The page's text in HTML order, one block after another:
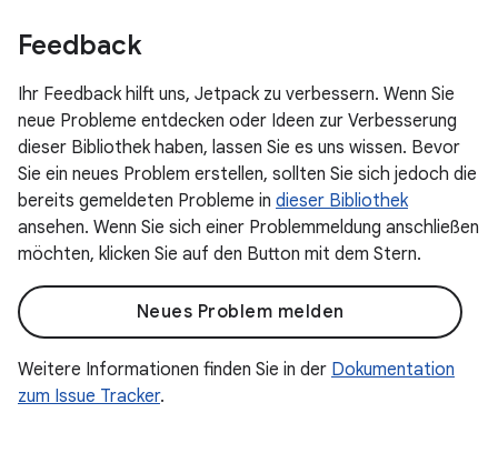
Feedback
Ihr Feedback hilft uns, Jetpack zu verbessern. Wenn Sie
neue Probleme entdecken oder Ideen zur Verbesserung
dieser Bibliothek haben, lassen Sie es uns wissen. Bevor
Sie ein neues Problem erstellen, sollten Sie sich jedoch die
bereits gemeldeten Probleme in dieser Bibliothek
ansehen. Wenn Sie sich einer Problemmeldung anschließen
möchten, klicken Sie auf den Button mit dem Stern.
Neues Problem melden
Weitere Informationen finden Sie in der Dokumentation
zum Issue Tracker.